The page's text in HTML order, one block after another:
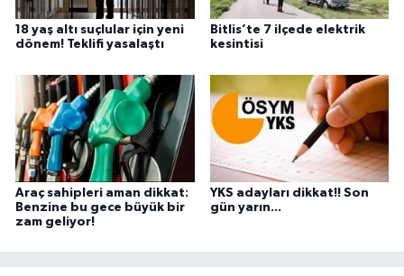
18 yaş altı suçlular için yeni
dönem! Teklifi yasalaştı
Bitlis’te 7 ilçede elektrik
kesintisi
Araç sahipleri aman dikkat:
Benzine bu gece büyük bir
zam geliyor!
YKS adayları dikkat!! Son
gün yarın...